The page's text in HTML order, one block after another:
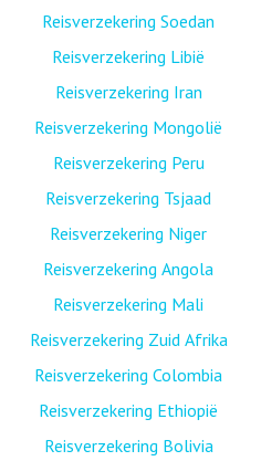
Reisverzekering Soedan
Reisverzekering Libië
Reisverzekering Iran
Reisverzekering Mongolië
Reisverzekering Peru
Reisverzekering Tsjaad
Reisverzekering Niger
Reisverzekering Angola
Reisverzekering Mali
Reisverzekering Zuid Afrika
Reisverzekering Colombia
Reisverzekering Ethiopië
Reisverzekering Bolivia